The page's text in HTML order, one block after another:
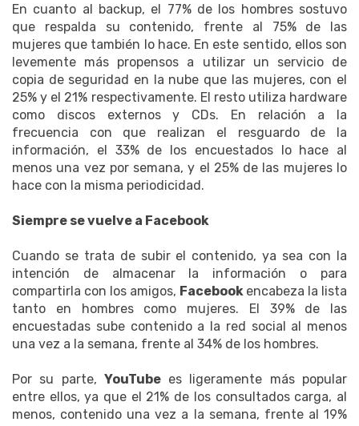
En cuanto al backup, el 77% de los hombres sostuvo
que respalda su contenido, frente al 75% de las
mujeres que también lo hace. En este sentido, ellos son
levemente más propensos a utilizar un servicio de
copia de seguridad en la nube que las mujeres, con el
25% y el 21% respectivamente. El resto utiliza hardware
como discos externos y CDs. En relación a la
frecuencia con que realizan el resguardo de la
información, el 33% de los encuestados lo hace al
menos una vez por semana, y el 25% de las mujeres lo
hace con la misma periodicidad.
Siempre se vuelve a Facebook
Cuando se trata de subir el contenido, ya sea con la
intención de almacenar la información o para
compartirla con los amigos, Facebook encabeza la lista
tanto en hombres como mujeres. El 39% de las
encuestadas sube contenido a la red social al menos
una vez a la semana, frente al 34% de los hombres.
Por su parte, YouTubees ligeramente más popular
entre ellos, ya que el 21% de los consultados carga, al
menos, contenido una vez a la semana, frente al 19%